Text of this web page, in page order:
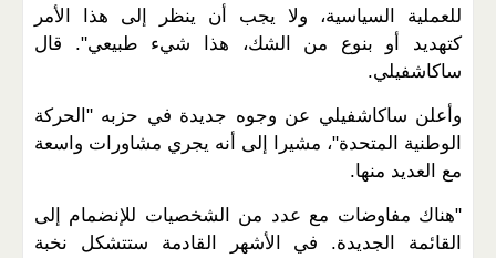
للعملية السياسية، ولا يجب أن ينظر إلى هذا الأمر
كتهديد أو بنوع من الشك، هذا شيء طبيعي". قال
ساكاشفيلي.
وأعلن ساكاشفيلي عن وجوه جديدة في حزبه "الحركة
الوطنية المتحدة"، مشيرا إلى أنه يجري مشاورات واسعة
مع العديد منها.
"هناك مفاوضات مع عدد من الشخصيات للإنضمام إلى
القائمة الجديدة. في الأشهر القادمة ستتشكل نخبة